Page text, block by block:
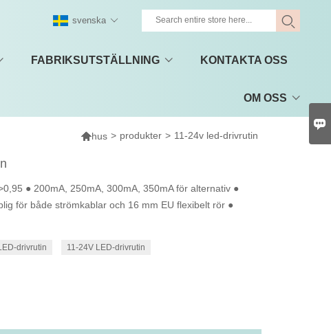
FABRIKSUTSTÄLLNING KONTAKTA OSS
OM OSS
svenska
hus > produkter > 11-24v led-drivrutin
● 200mA, 250mA, 300mA, 350mA för alternativ ●
för både strömkablar och 16 mm EU flexibelt rör ●
drivrutin 11-24V LED-drivrutin
